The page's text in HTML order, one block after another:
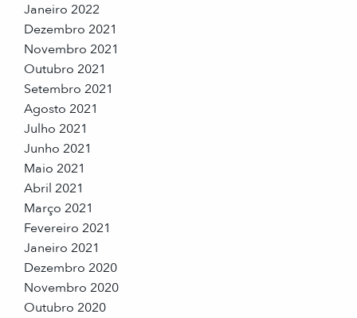
Janeiro 2022
Dezembro 2021
Novembro 2021
Outubro 2021
Setembro 2021
Agosto 2021
Julho 2021
Junho 2021
Maio 2021
Abril 2021
Março 2021
Fevereiro 2021
Janeiro 2021
Dezembro 2020
Novembro 2020
Outubro 2020